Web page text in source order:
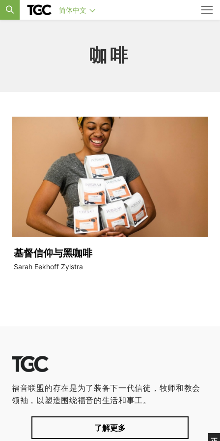
简体中文
咖啡
基督信仰与黑咖啡
Sarah Eekhoff Zylstra
福音联盟的存在是为了装备下一代信徒，牧师和教会
领袖，以塑造围绕福音的生活和事工。
了解更多